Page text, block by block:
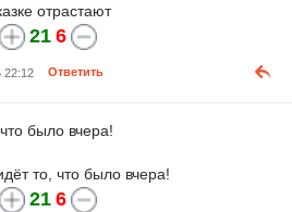
отрастают
21 6
22:12 Ответить
было вчера!
то, что было вчера!
21 6